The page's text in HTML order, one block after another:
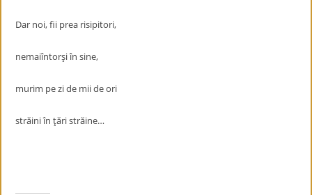
Dar noi, fii prea risipitori,
nemaiîntorşi în sine,
murim pe zi de mii de ori
străini în ţări străine…